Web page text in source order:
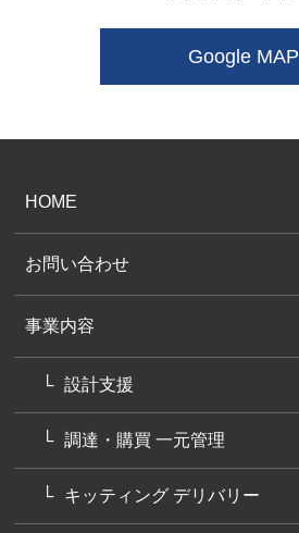
Google MAP
HOME
お問い合わせ
事業内容
設計支援
調達・購買 一元管理
キッティング デリバリー